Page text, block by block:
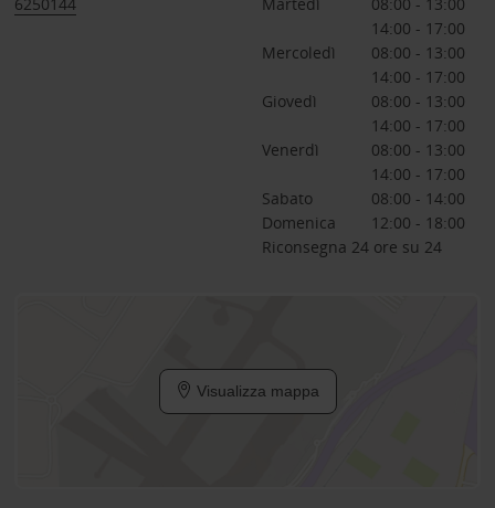
14:00 - 17:00
Mercoledì
08:00 - 13:00
14:00 - 17:00
Giovedì
08:00 - 13:00
14:00 - 17:00
Venerdì
08:00 - 13:00
14:00 - 17:00
Sabato
08:00 - 14:00
Domenica
12:00 - 18:00
Riconsegna 24 ore su 24
Visualizza mappa